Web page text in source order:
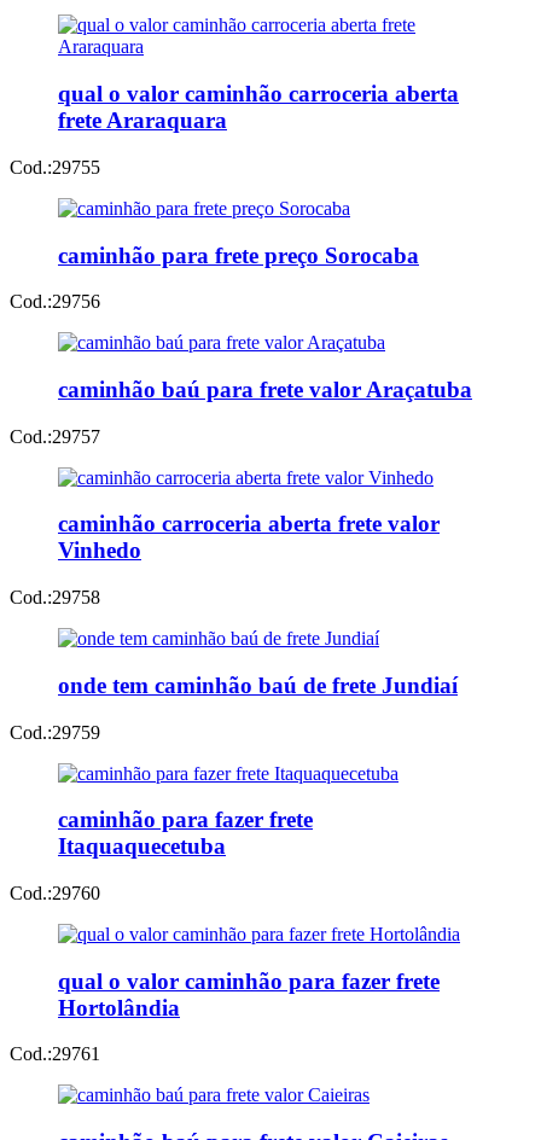
qual o valor caminhão carroceria aberta
frete Araraquara
Cod.:29755
caminhão para frete preço Sorocaba
Cod.:29756
caminhão baú para frete valor Araçatuba
Cod.:29757
caminhão carroceria aberta frete valor
Vinhedo
Cod.:29758
onde tem caminhão baú de frete Jundiaí
Cod.:29759
caminhão para fazer frete
Itaquaquecetuba
Cod.:29760
qual o valor caminhão para fazer frete
Hortolândia
Cod.:29761